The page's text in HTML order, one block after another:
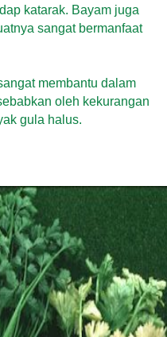
katarak. Bayam juga
sangat bermanfaat
membantu dalam
oleh kekurangan
gula halus.